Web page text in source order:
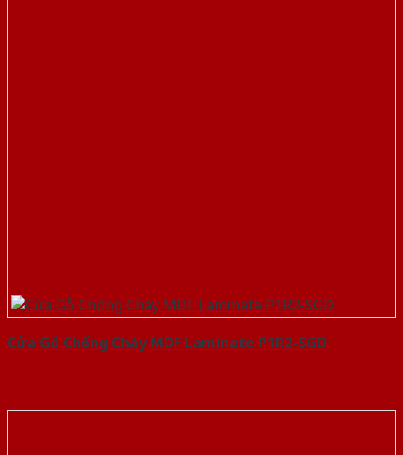
Cửa Gỗ Chống Cháy MDF Laminate P1R2-SGD